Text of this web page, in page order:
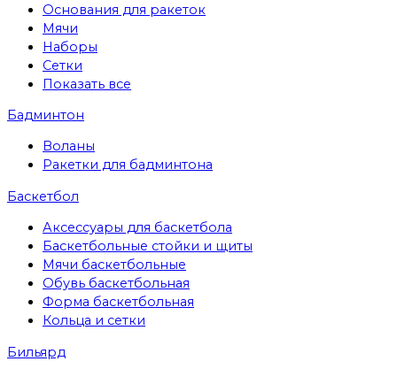
Основания для ракеток
Мячи
Наборы
Сетки
Показать все
Бадминтон
Воланы
Ракетки для бадминтона
Баскетбол
Аксессуары для баскетбола
Баскетбольные стойки и щиты
Мячи баскетбольные
Обувь баскетбольная
Форма баскетбольная
Кольца и сетки
Бильярд